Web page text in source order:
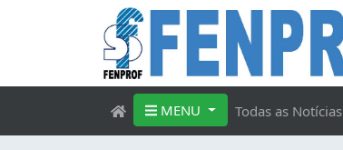
MENU Todas as Notícias